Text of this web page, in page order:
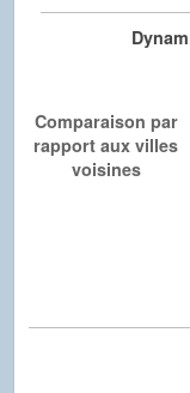
Comparaison par
rapport aux villes
voisines